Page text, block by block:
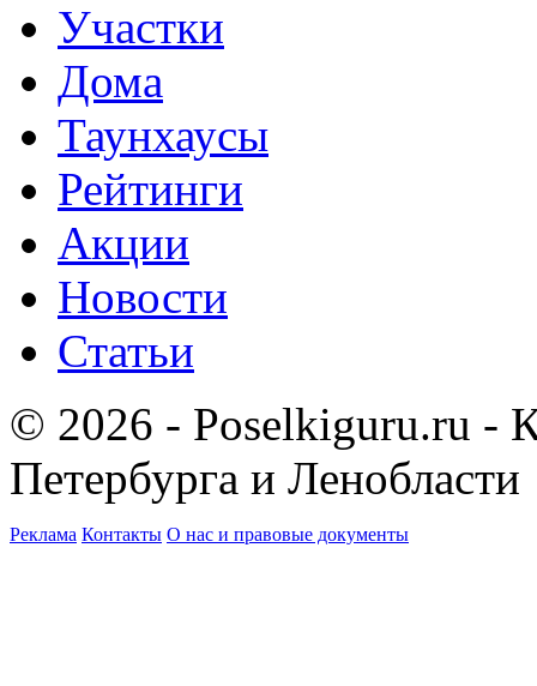
Участки
Дома
Таунхаусы
Рейтинги
Акции
Новости
Статьи
© 2026 - Poselkiguru.ru -
Петербурга и Ленобласти
Реклама Контакты О нас и правовые документы